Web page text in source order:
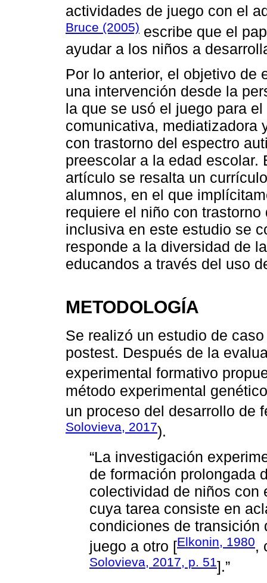
actividades de juego con el
Bruce (2005) escribe que el
ayudar a los niños a
Por lo anterior, el objetivo de
una intervención desde la
la que se usó el juego para
comunicativa, mediatizadora
con trastorno del espectro
preescolar a la edad escolar.
artículo se resalta un
alumnos, en el que
requiere el niño con
inclusiva en este estudio se
responde a la diversidad de
educandos a través del uso
METODOLOGÍA
Se realizó un estudio de
postest. Después de la
experimental formativo
método experimental
un proceso del desarrollo de
Solovieva, 2017).
“La investigación
de formación prolongada
colectividad de niños con
cuya tarea consiste en
condiciones de transición
juego a otro [Elkonin, 1980,
Solovieva, 2017, p. 51].”